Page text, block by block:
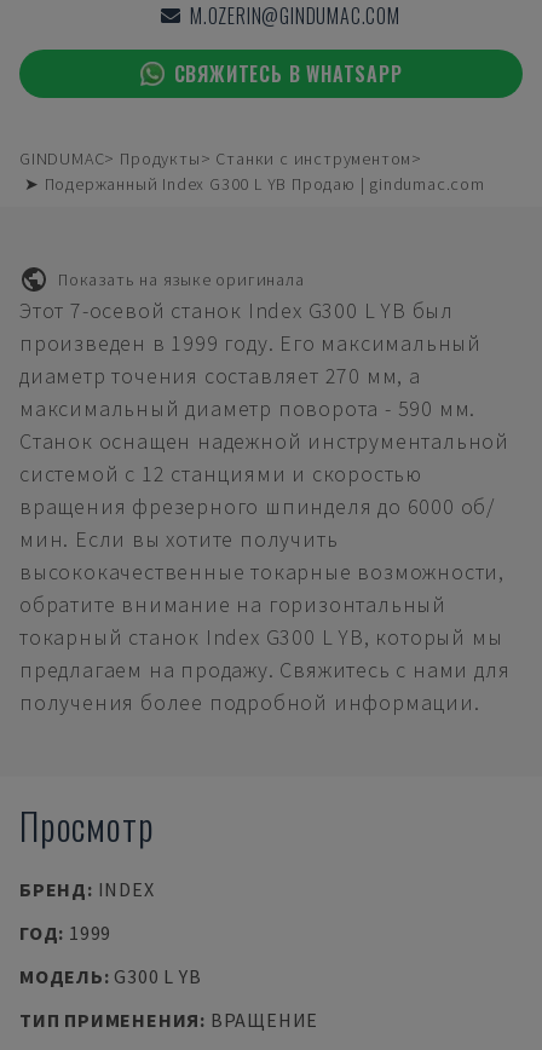
M.OZERIN@GINDUMAC.COM
СВЯЖИТЕСЬ В WHATSAPP
GINDUMAC Продукты
Станки с инструментом
➤ Подержанный Index G300 L YB Продаю | gindumac.com
Показать на языке оригинала
Этот 7-осевой станок Index G300 L YB был
произведен в 1999 году. Его максимальный
диаметр точения составляет 270 мм, а
максимальный диаметр поворота - 590 мм.
Станок оснащен надежной инструментальной
системой с 12 станциями и скоростью
вращения фрезерного шпинделя до 6000 об/
мин. Если вы хотите получить
высококачественные токарные возможности,
обратите внимание на горизонтальный
токарный станок Index G300 L YB, который мы
предлагаем на продажу. Свяжитесь с нами для
получения более подробной информации.
Просмотр
БРЕНД: INDEX
ГОД: 1999
МОДЕЛЬ: G300 L YB
ТИП ПРИМЕНЕНИЯ: ВРАЩЕНИЕ